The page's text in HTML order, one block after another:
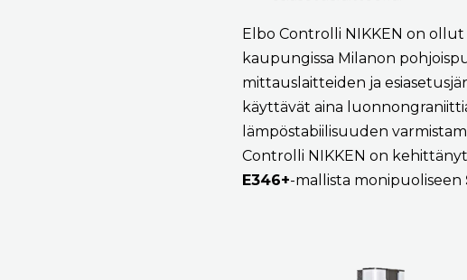
Elbo Controlli NIKKEN on
kaupungissa Milanon
mittauslaitteiden ja
käyttävät aina
lämpöstabiilisuuden
Controlli NIKKEN on
E346+-mallista monipuoliseen